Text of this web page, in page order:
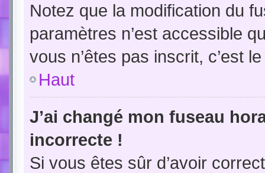
Notez que la modification du
paramètres n’est accessible
vous n’êtes pas inscrit, c’est
Haut
J’ai changé mon fuseau
incorrecte !
Si vous êtes sûr d’avoir